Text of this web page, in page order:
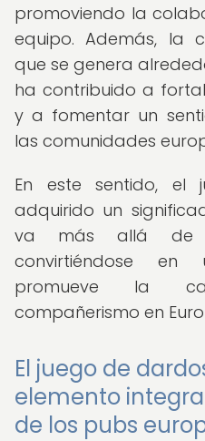
promoviendo la
equipo. Además, la
que se genera
ha contribuido a
y a fomentar un
las comunidades
En este sentido, el
adquirido un
va más allá de
convirtiéndose
promueve la
compañerismo en
El juego de
elemento
de los pubs